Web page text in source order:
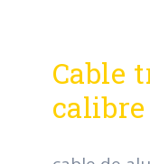
Cable
calibre